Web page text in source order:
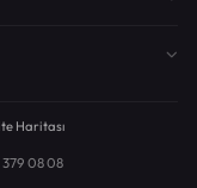
Haritası
08 08